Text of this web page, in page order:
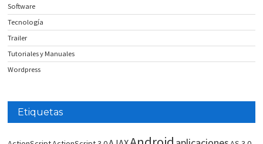
Software
Tecnología
Trailer
Tutoriales y Manuales
Wordpress
Etiquetas